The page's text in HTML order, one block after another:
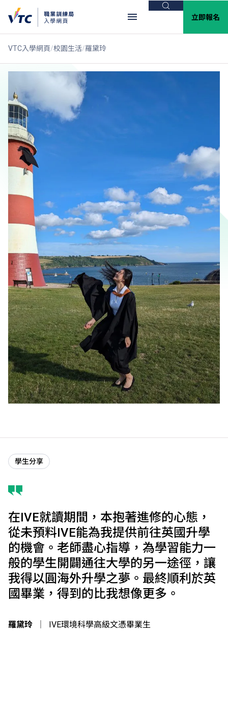
搜尋
立即報名
VTC入學網頁 校園生活 羅黛玲
學生分享
在IVE就讀期間，本抱著進修的心態，
從未預料IVE能為我提供前往英國升學
的機會。老師盡心指導，為學習能力一
般的學生開闢通往大學的另一途徑，讓
我得以圓海外升學之夢。最終順利於英
國畢業，得到的比我想像更多。
羅黛玲 IVE環境科學高級文憑畢業生